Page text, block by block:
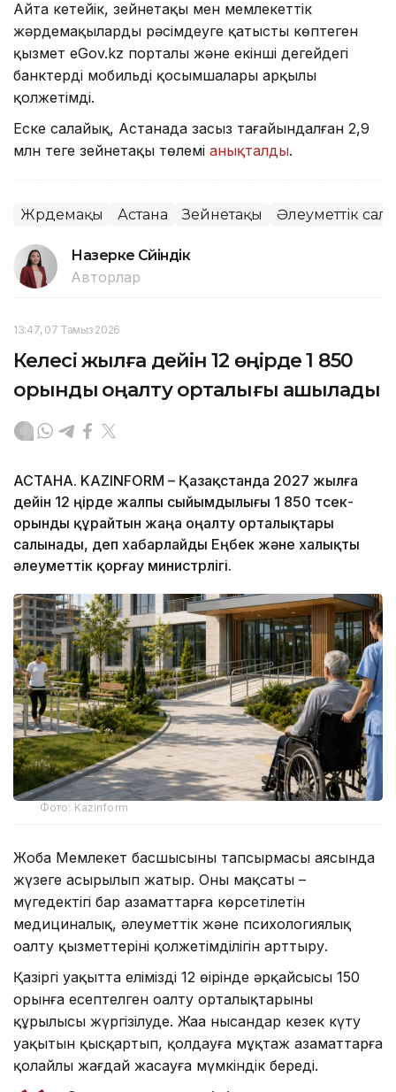
Айта кетейік, зейнетақы мен мемлекеттік
жәрдемақыларды рәсімдеуге қатысты көптеген
қызмет eGov.kz порталы және екінші деңгейдегі
банктердің мобильді қосымшалары арқылы
қолжетімді.
Еске салайық, Астанада заңсыз тағайындалған 2,9
млн теңге зейнетақы төлемі анықталды.
Жәрдемақы Астана Зейнетақы Әлеуметтік сала
Назерке Сүйіндік
Авторлар
13:47, 07 Тамыз 2026
Келесі жылға дейін 12 өңірде 1 850
орындық оңалту орталығы ашылады
АСТАНА. KAZINFORM – Қазақстанда 2027 жылға
дейін 12 өңірде жалпы сыйымдылығы 1 850 төсек-
орынды құрайтын жаңа оңалту орталықтары
салынады, деп хабарлайды Еңбек және халықты
әлеуметтік қорғау министрлігі.
Фото: Kazinform
Жоба Мемлекет басшысының тапсырмасы аясында
жүзеге асырылып жатыр. Оның мақсаты –
мүгедектігі бар азаматтарға көрсетілетін
медициналық, әлеуметтік және психологиялық
оңалту қызметтерінің қолжетімділігін арттыру.
Қазіргі уақытта еліміздің 12 өңірінде әрқайсысы 150
орынға есептелген оңалту орталықтарының
құрылысы жүргізілуде. Жаңа нысандар кезек күту
уақытын қысқартып, қолдауға мұқтаж азаматтарға
қолайлы жағдай жасауға мүмкіндік береді.